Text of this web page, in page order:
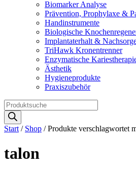
Biomarker Analyse
Prävention, Prophylaxe &
Handinstrumente
Biologische
Implantaterhalt &
TriHawk Kronentrenner
Enzymatische
Ästhetik
Hygieneprodukte
Praxiszubehör
Products
search
Start / Shop / Produkte verschlagwortet
talon